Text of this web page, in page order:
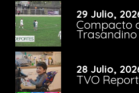
29 Julio,
Compacto
28 Julio,
TVO